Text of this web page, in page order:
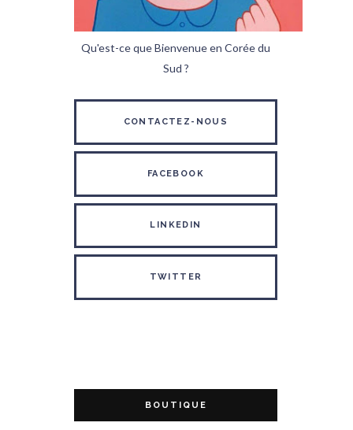
Qu'est-ce que Bienvenue en Corée du
Sud ?
CONTACTEZ-NOUS
FACEBOOK
LINKEDIN
TWITTER
BOUTIQUE